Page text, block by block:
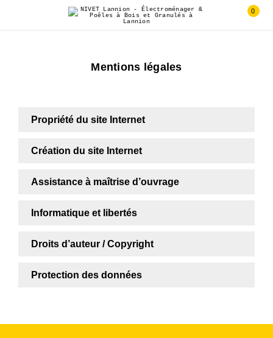
0
Mentions légales
Propriété du site Internet
Création du site Internet
Assistance à maîtrise d’ouvrage
Informatique et libertés
Droits d’auteur / Copyright
Protection des données